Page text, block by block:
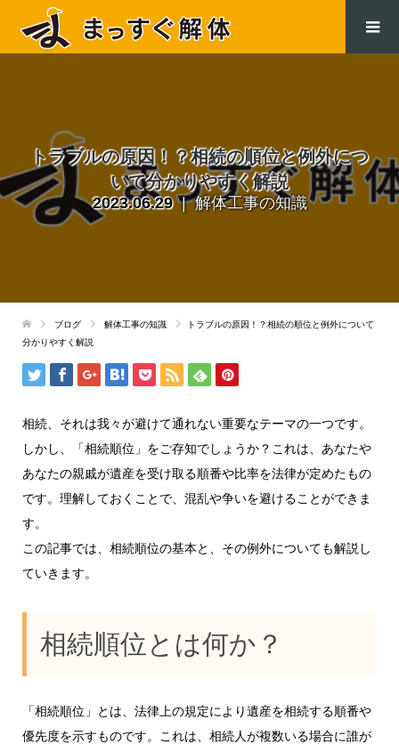
トラブルの原因！？相続の順位と例外につ
いて分かりやすく解説
2023.06.29 解体工事の知識
ブログ 解体工事の知識
トラブルの原因！？相続の順位と例外について
分かりやすく解説
相続、それは我々が避けて通れない重要なテーマの一つです。
しかし、「相続順位」をご存知でしょうか？これは、あなたや
あなたの親戚が遺産を受け取る順番や比率を法律が定めたもの
です。理解しておくことで、混乱や争いを避けることができま
す。
この記事では、相続順位の基本と、その例外についても解説し
ていきます。
相続順位とは何か？
「相続順位」とは、法律上の規定により遺産を相続する順番や
優先度を示すものです。これは、相続人が複数いる場合に誰が